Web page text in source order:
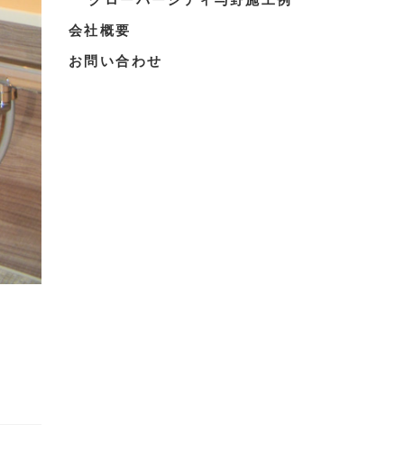
会社概要
お問い合わせ